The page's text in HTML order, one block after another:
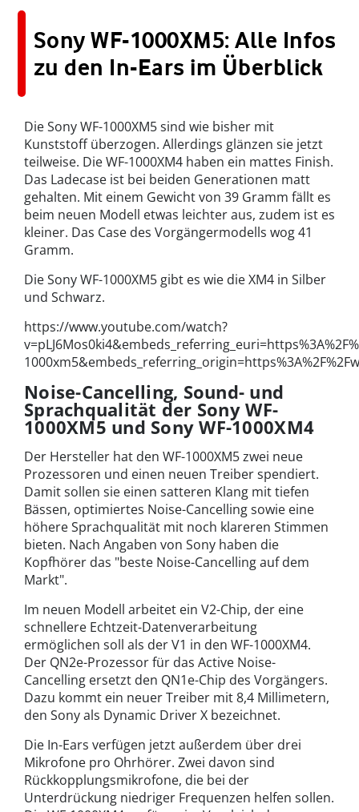
Sony WF-1000XM5: Alle Infos
zu den In-Ears im Überblick
Die Sony WF-1000XM5 sind wie bisher mit
Kunststoff überzogen. Allerdings glänzen sie jetzt
teilweise. Die WF-1000XM4 haben ein mattes Finish.
Das Ladecase ist bei beiden Generationen matt
gehalten. Mit einem Gewicht von 39 Gramm fällt es
beim neuen Modell etwas leichter aus, zudem ist es
kleiner. Das Case des Vorgängermodells wog 41
Gramm.
Die Sony WF-1000XM5 gibt es wie die XM4 in Silber
und Schwarz.
https://www.youtube.com/watch?
Noise-Cancelling, Sound- und
Sprachqualität der Sony WF-
1000XM5 und Sony WF-1000XM4
Der Hersteller hat den WF-1000XM5 zwei neue
Prozessoren und einen neuen Treiber spendiert.
Damit sollen sie einen satteren Klang mit tiefen
Bässen, optimiertes Noise-Cancelling sowie eine
höhere Sprachqualität mit noch klareren Stimmen
bieten. Nach Angaben von Sony haben die
Kopfhörer das "beste Noise-Cancelling auf dem
Markt".
Im neuen Modell arbeitet ein V2-Chip, der eine
schnellere Echtzeit-Datenverarbeitung
ermöglichen soll als der V1 in den WF-1000XM4.
Der QN2e-Prozessor für das Active Noise-
Cancelling ersetzt den QN1e-Chip des Vorgängers.
Dazu kommt ein neuer Treiber mit 8,4 Millimetern,
den Sony als Dynamic Driver X bezeichnet.
Die In-Ears verfügen jetzt außerdem über drei
Mikrofone pro Ohrhörer. Zwei davon sind
Rückkopplungsmikrofone, die bei der
Unterdrückung niedriger Frequenzen helfen sollen.